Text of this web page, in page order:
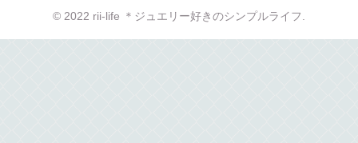
© 2022 rii-life ＊ジュエリー好きのシンプルライフ.